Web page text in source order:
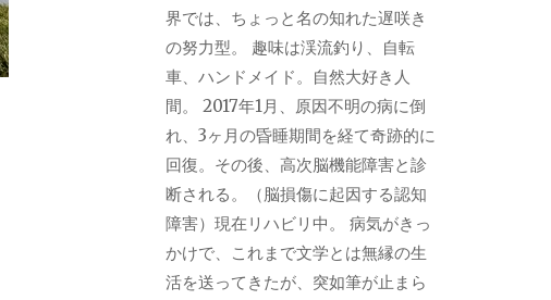
界では、ちょっと名の知れた遅咲き
の努力型。 趣味は渓流釣り、自転
車、ハンドメイド。自然大好き人
間。 2017年1月、原因不明の病に倒
れ、3ヶ月の昏睡期間を経て奇跡的に
回復。その後、高次脳機能障害と診
断される。（脳損傷に起因する認知
障害）現在リハビリ中。 病気がきっ
かけで、これまで文学とは無縁の生
活を送ってきたが、突如筆が止まら